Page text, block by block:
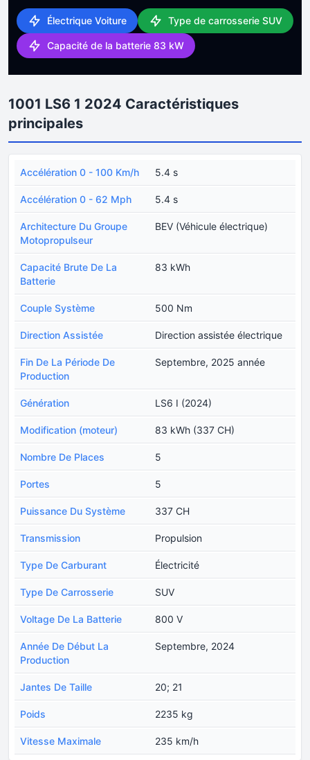
Électrique Voiture Type de carrosserie SUV
Capacité de la batterie 83 kW
1001 LS6 1 2024 Caractéristiques
principales
Accélération 0 - 100 Km/h 5.4 s
Accélération 0 - 62 Mph 5.4 s
Architecture Du Groupe
Motopropulseur
BEV (Véhicule électrique)
Capacité Brute De La
Batterie
83 kWh
Couple Système 500 Nm
Direction Assistée Direction assistée électrique
Fin De La Période De
Production
Septembre, 2025 année
Génération LS6 I (2024)
Modification (moteur) 83 kWh (337 CH)
Nombre De Places 5
Portes 5
Puissance Du Système 337 CH
Transmission Propulsion
Type De Carburant Électricité
Type De Carrosserie SUV
Voltage De La Batterie 800 V
Année De Début La
Production
Septembre, 2024
Jantes De Taille 20; 21
Poids 2235 kg
Vitesse Maximale 235 km/h